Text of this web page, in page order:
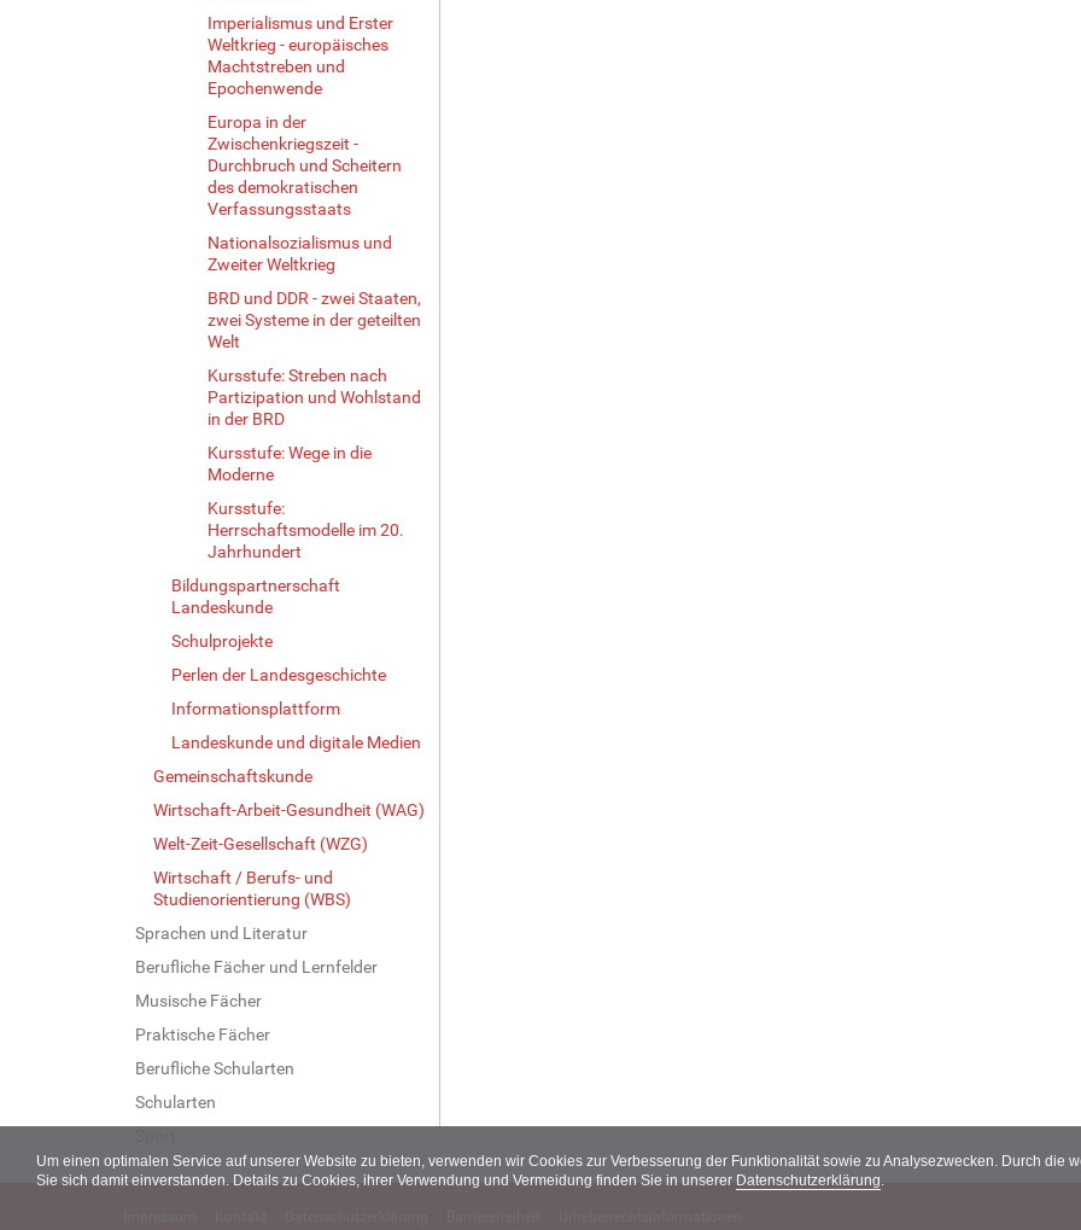
Um einen optimalen Service auf unserer Website zu bieten, verwenden wir Cookies zur Verbesserung der Funktionalität sowie zu Analysezwecken. Durch
Sie sich damit einverstanden. Details zu Cookies, ihrer Verwendung und Vermeidung finden Sie in unserer Datenschutzerklärung.
Imperialismus und Erster
Weltkrieg - europäisches
Machtstreben und
Epochenwende
Europa in der
Zwischenkriegszeit -
Durchbruch und Scheitern
des demokratischen
Verfassungsstaats
Nationalsozialismus und
Zweiter Weltkrieg
BRD und DDR - zwei Staaten,
zwei Systeme in der geteilten
Welt
Kursstufe: Streben nach
Partizipation und Wohlstand
in der BRD
Kursstufe: Wege in die
Moderne
Kursstufe:
Herrschaftsmodelle im 20.
Jahrhundert
Bildungspartnerschaft
Landeskunde
Schulprojekte
Perlen der Landesgeschichte
Informationsplattform
Landeskunde und digitale Medien
Gemeinschaftskunde
Wirtschaft-Arbeit-Gesundheit (WAG)
Welt-Zeit-Gesellschaft (WZG)
Wirtschaft / Berufs- und
Studienorientierung (WBS)
Sprachen und Literatur
Berufliche Fächer und Lernfelder
Musische Fächer
Praktische Fächer
Berufliche Schularten
Schularten